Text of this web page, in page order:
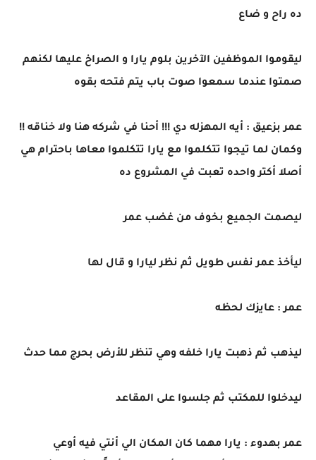
ده راح و ضاع
ليقوموا الموظفين الآخرين بلوم يارا و الصراخ عليها لكنهم
صمتوا عندما سمعوا صوت باب يتم فتحه بقوه
عمر بزعيق : أيه المهزله دي !!! أحنا في شركه هنا ولا خناقه !!
وكمان لما تيجوا تتكلموا مع يارا تتكلموا معاها باحترام هي
أصلا أكتر واحده تعبت في المشروع ده
ليصمت الجميع بخوف من غضب عمر
ليأخذ عمر نفس طويل ثم نظر ليارا و قال لها
عمر : عايزك لحظه
ليذهب ثم ذهبت يارا خلفه وهي تنظر للأرض بحرج مما حدث
ليدخلوا للمكتب ثم جلسوا على المقاعد
عمر بهدوء : يارا مهما كان المكان الي أنتي فيه أوعي